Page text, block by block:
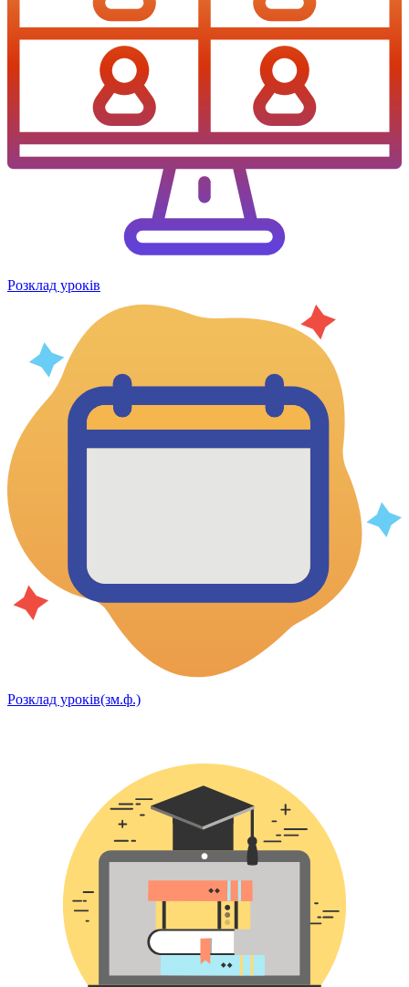
Розклад уроків
Розклад уроків(зм.ф.)